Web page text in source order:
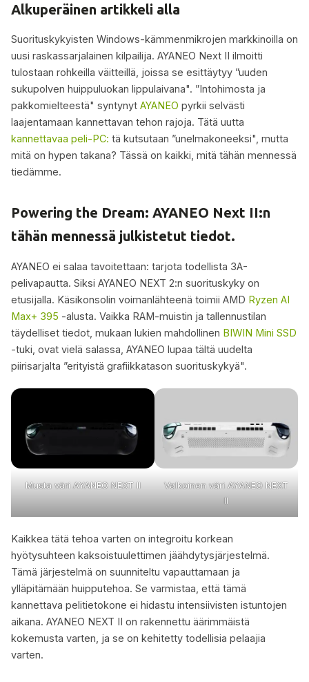
Alkuperäinen artikkeli alla
Suorituskykyisten Windows-kämmenmikrojen markkinoilla on
uusi raskassarjalainen kilpailija. AYANEO Next II ilmoitti
tulostaan rohkeilla väitteillä, joissa se esittäytyy ”uuden
sukupolven huippuluokan lippulaivana". ”Intohimosta ja
pakkomielteestä" syntynyt AYANEO pyrkii selvästi
laajentamaan kannettavan tehon rajoja. Tätä uutta
kannettavaa peli-PC: tä kutsutaan ”unelmakoneeksi", mutta
mitä on hypen takana? Tässä on kaikki, mitä tähän mennessä
tiedämme.
Powering the Dream: AYANEO Next II:n
tähän mennessä julkistetut tiedot.
AYANEO ei salaa tavoitettaan: tarjota todellista 3A-
pelivapautta. Siksi AYANEO NEXT 2:n suorituskyky on
etusijalla. Käsikonsolin voimanlähteenä toimii AMD Ryzen AI
Max+ 395 -alusta. Vaikka RAM-muistin ja tallennustilan
täydelliset tiedot, mukaan lukien mahdollinen BIWIN Mini SSD
-tuki, ovat vielä salassa, AYANEO lupaa tältä uudelta
piirisarjalta ”erityistä grafiikkatason suorituskykyä".
Musta väri AYANEO NEXT II
Valkoinen väri AYANEO NEXT
II
Kaikkea tätä tehoa varten on integroitu korkean
hyötysuhteen kaksoistuulettimen jäähdytysjärjestelmä.
Tämä järjestelmä on suunniteltu vapauttamaan ja
ylläpitämään huipputehoa. Se varmistaa, että tämä
kannettava pelitietokone ei hidastu intensiivisten istuntojen
aikana. AYANEO NEXT II on rakennettu äärimmäistä
kokemusta varten, ja se on kehitetty todellisia pelaajia
varten.